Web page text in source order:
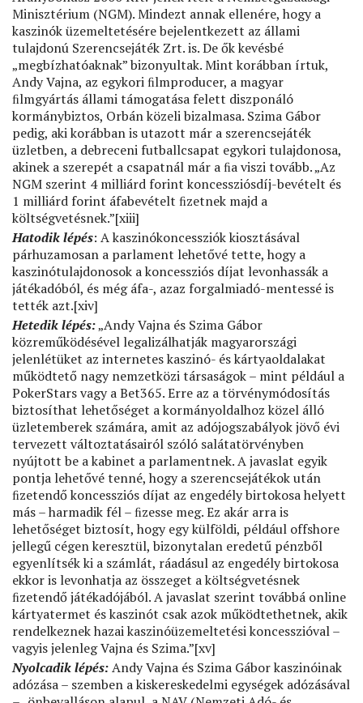
Minisztérium (NGM). Mindezt annak ellenére, hogy a
kaszinók üzemeltetésére bejelentkezett az állami
tulajdonú Szerencsejáték Zrt. is. De ők kevésbé
„megbízhatóaknak” bizonyultak. Mint korábban írtuk,
Andy Vajna, az egykori ﬁlmproducer, a magyar
ﬁlmgyártás állami támogatása felett diszponáló
kormánybiztos, Orbán közeli bizalmasa. Szima Gábor
pedig, aki korábban is utazott már a szerencsejáték
üzletben, a debreceni futballcsapat egykori tulajdonosa,
akinek a szerepét a csapatnál már a ﬁa viszi tovább. „Az
NGM szerint 4 milliárd forint koncessziósdíj-bevételt és
1 milliárd forint áfabevételt ﬁzetnek majd a
költségvetésnek.”[xiii]
Hatodik lépés: A kaszinókoncessziók kiosztásával
párhuzamosan a parlament lehetővé tette, hogy a
kaszinótulajdonosok a koncessziós díjat levonhassák a
játékadóból, és még áfa-, azaz forgalmiadó-mentessé is
tették azt.[xiv]
Hetedik lépés:„Andy Vajna és Szima Gábor
közreműködésével legalizálhatják magyarországi
jelenlétüket az internetes kaszinó- és kártyaoldalakat
működtető nagy nemzetközi társaságok – mint például a
PokerStars vagy a Bet365. Erre az a törvénymódosítás
biztosíthat lehetőséget a kormányoldalhoz közel álló
üzletemberek számára, amit az adójogszabályok jövő évi
tervezett változtatásairól szóló salátatörvényben
nyújtott be a kabinet a parlamentnek. A javaslat egyik
pontja lehetővé tenné, hogy a szerencsejátékok után
ﬁzetendő koncessziós díjat az engedély birtokosa helyett
más – harmadik fél – ﬁzesse meg. Ez akár arra is
lehetőséget biztosít, hogy egy külföldi, például offshore
jellegű cégen keresztül, bizonytalan eredetű pénzből
egyenlítsék ki a számlát, ráadásul az engedély birtokosa
ekkor is levonhatja az összeget a költségvetésnek
ﬁzetendő játékadójából. A javaslat szerint továbbá online
kártyatermet és kaszinót csak azok működtethetnek, akik
rendelkeznek hazai kaszinóüzemeltetési koncesszióval –
vagyis jelenleg Vajna és Szima.”[xv]
Nyolcadik lépés:Andy Vajna és Szima Gábor kaszinóinak
adózása – szemben a kiskereskedelmi egységek adózásával